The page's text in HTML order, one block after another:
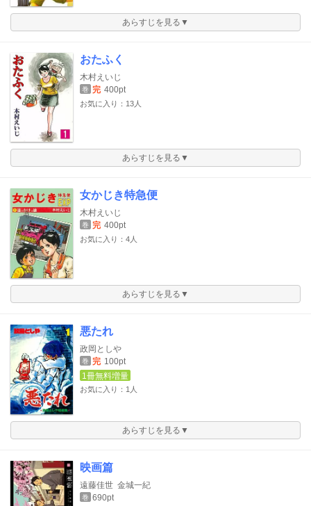
あらすじを見る▼
おたふく
木村えいじ
巻 完 400pt
お気に入り：13人
あらすじを見る▼
女かじき特急便
木村えいじ
巻 完 400pt
お気に入り：4人
あらすじを見る▼
悪たれ
政岡としや
巻 完 100pt
1冊無料増量
お気に入り：1人
あらすじを見る▼
映画篇
遠藤佳世 金城一紀
巻 690pt